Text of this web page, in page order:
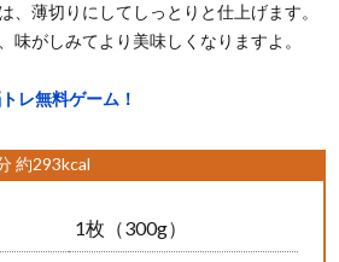
、薄切りにしてしっとりと仕上げます。
味がしみてより美味しくなりますよ。
レ無料ゲーム！
約293kcal
1枚（300g）